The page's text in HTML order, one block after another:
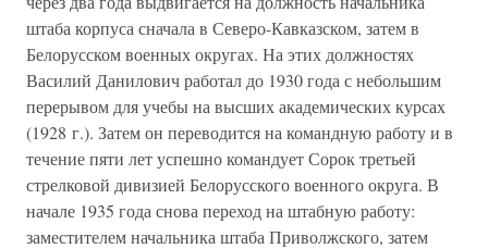
штаба корпуса сначала в Северо-Кавказском, затем в
Белорусском военных округах. На этих должностях
Василий Данилович работал до 1930 года с небольшим
перерывом для учебы на высших академических курсах
(1928 г.). Затем он переводится на командную работу и в
течение пяти лет успешно командует Сорок третьей
стрелковой дивизией Белорусского военного округа. В
начале 1935 года снова переход на штабную работу:
заместителем начальника штаба Приволжского, затем